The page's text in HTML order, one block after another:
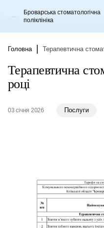
Броварська стоматологічна
поліклініка
Головна Терапевтична
Терапевтична
році
03 січня 2026 Послуги